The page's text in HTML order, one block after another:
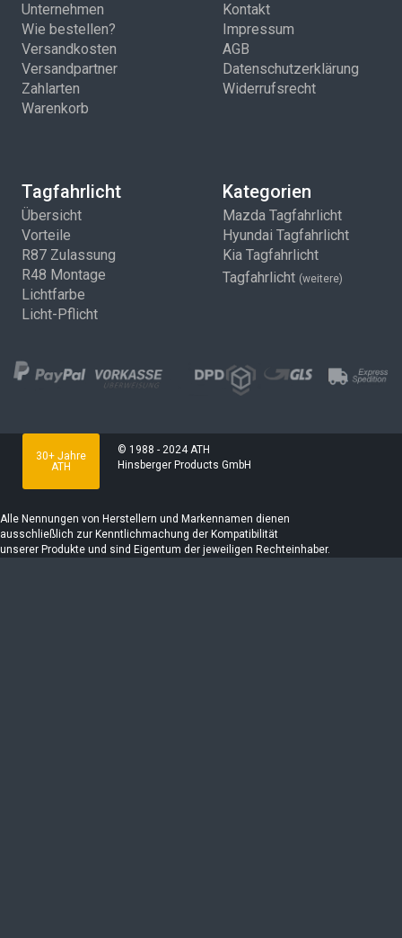
Unternehmen
Wie bestellen?
Versandkosten
Versandpartner
Zahlarten
Warenkorb
Kontakt
Impressum
AGB
Datenschutzerklärung
Widerrufsrecht
Tagfahrlicht
Übersicht
Vorteile
R87 Zulassung
R48 Montage
Lichtfarbe
Licht-Pflicht
Kategorien
Mazda Tagfahrlicht
Hyundai Tagfahrlicht
Kia Tagfahrlicht
Tagfahrlicht (weitere)
30+ Jahre
ATH
© 1988 - 2024 ATH
Hinsberger Products GmbH
Alle Nennungen von Herstellern und Markennamen dienen
ausschließlich zur Kenntlichmachung der Kompatibilität
unserer Produkte und sind Eigentum der jeweiligen Rechteinhaber.